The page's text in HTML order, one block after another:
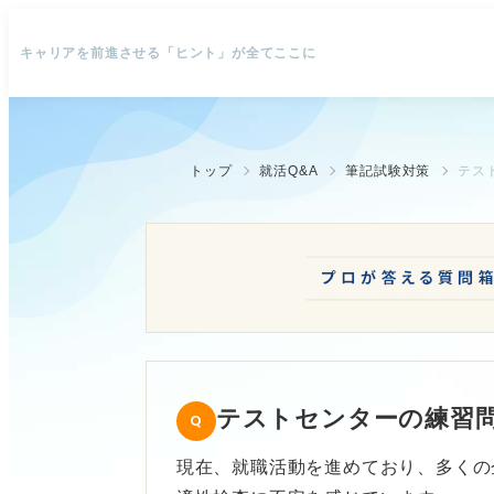
キャリアを前進させる「ヒント」が全てここに
トップ 就活Q&A 筆記試験対策 テス
テストセンターの練習
現在、就職活動を進めており、多く